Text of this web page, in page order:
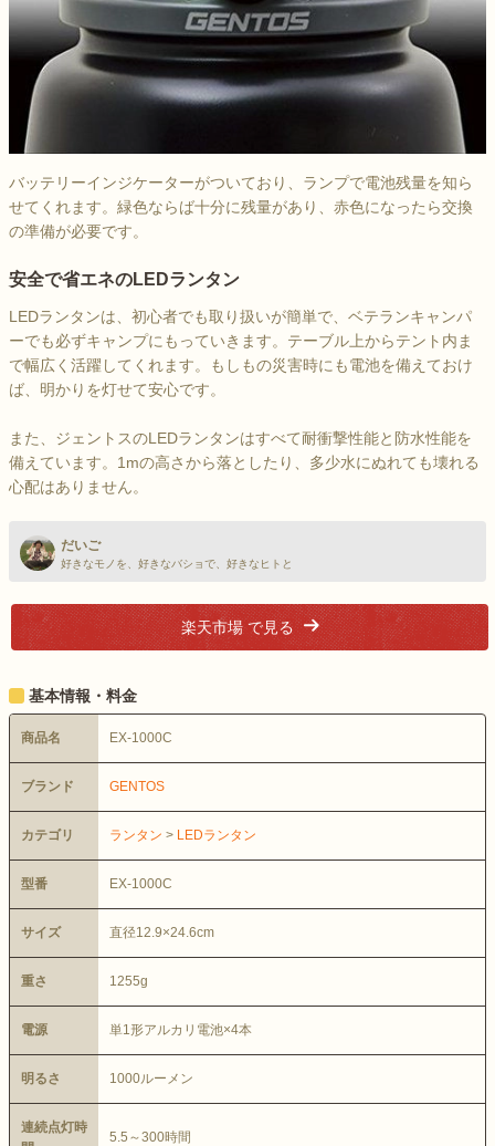
バッテリーインジケーターがついており、ランプで電池残量を知ら
せてくれます。緑色ならば十分に残量があり、赤色になったら交換
の準備が必要です。
安全で省エネのLEDランタン
LEDランタンは、初心者でも取り扱いが簡単で、ベテランキャンパ
ーでも必ずキャンプにもっていきます。テーブル上からテント内ま
で幅広く活躍してくれます。もしもの災害時にも電池を備えておけ
ば、明かりを灯せて安心です。
また、ジェントスのLEDランタンはすべて耐衝撃性能と防水性能を
備えています。1mの高さから落としたり、多少水にぬれても壊れる
心配はありません。
だいご
好きなモノを、好きなバショで、好きなヒトと
楽天市場 で見る
基本情報・料金
商品名 EX-1000C
ブランド GENTOS
カテゴリ ランタン > LEDランタン
型番 EX-1000C
サイズ 直径12.9×24.6cm
重さ 1255g
電源 単1形アルカリ電池×4本
明るさ 1000ルーメン
連続点灯時
5.5～300時間